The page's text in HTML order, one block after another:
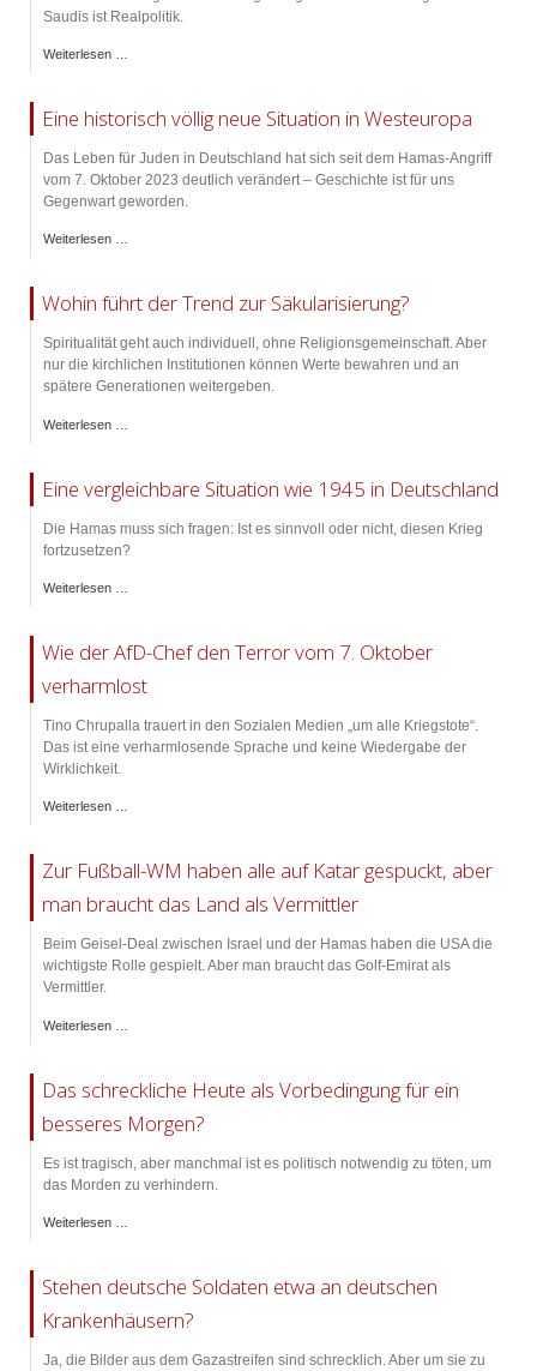
Saudis ist Realpolitik.
Weiterlesen …
Eine historisch völlig neue Situation in Westeuropa
Das Leben für Juden in Deutschland hat sich seit dem Hamas-Angriff
vom 7. Oktober 2023 deutlich verändert – Geschichte ist für uns
Gegenwart geworden.
Weiterlesen …
Wohin führt der Trend zur Säkularisierung?
Spiritualität geht auch individuell, ohne Religionsgemeinschaft. Aber
nur die kirchlichen Institutionen können Werte bewahren und an
spätere Generationen weitergeben.
Weiterlesen …
Eine vergleichbare Situation wie 1945 in Deutschland
Die Hamas muss sich fragen: Ist es sinnvoll oder nicht, diesen Krieg
fortzusetzen?
Weiterlesen …
Wie der AfD-Chef den Terror vom 7. Oktober
verharmlost
Tino Chrupalla trauert in den Sozialen Medien „um alle Kriegstote“.
Das ist eine verharmlosende Sprache und keine Wiedergabe der
Wirklichkeit.
Weiterlesen …
Zur Fußball-WM haben alle auf Katar gespuckt, aber
man braucht das Land als Vermittler
Beim Geisel-Deal zwischen Israel und der Hamas haben die USA die
wichtigste Rolle gespielt. Aber man braucht das Golf-Emirat als
Vermittler.
Weiterlesen …
Das schreckliche Heute als Vorbedingung für ein
besseres Morgen?
Es ist tragisch, aber manchmal ist es politisch notwendig zu töten, um
das Morden zu verhindern.
Weiterlesen …
Stehen deutsche Soldaten etwa an deutschen
Krankenhäusern?
Ja, die Bilder aus dem Gazastreifen sind schrecklich. Aber um sie zu